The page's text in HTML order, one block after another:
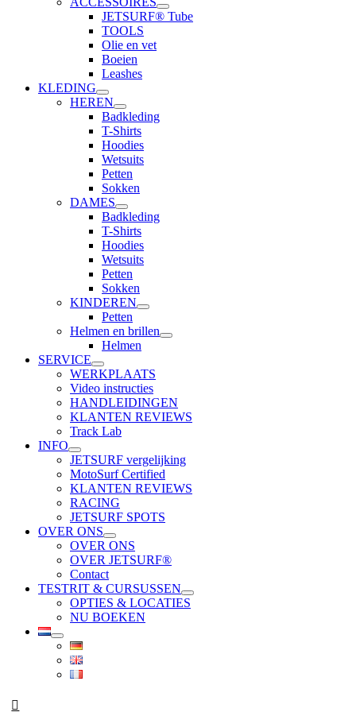
JETSURF® Tube
TOOLS
Olie en vet
Boeien
Leashes
KLEDING
HEREN
Badkleding
T-Shirts
Hoodies
Wetsuits
Petten
Sokken
DAMES
Badkleding
T-Shirts
Hoodies
Wetsuits
Petten
Sokken
KINDEREN
Petten
Helmen en brillen
Helmen
SERVICE
WERKPLAATS
Video instructies
HANDLEIDINGEN
KLANTEN REVIEWS
Track Lab
INFO
JETSURF vergelijking
MotoSurf Certified
KLANTEN REVIEWS
RACING
JETSURF SPOTS
OVER ONS
OVER ONS
OVER JETSURF®
Contact
TESTRIT & CURSUSSEN
OPTIES & LOCATIES
NU BOEKEN